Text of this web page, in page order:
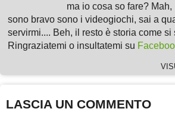
ma io cosa so fare?
sono bravo sono i videogiochi, sai a
servirmi.... Beh, il resto è storia come si
Ringraziatemi o insultatemi su
LASCIA UN COMMENTO